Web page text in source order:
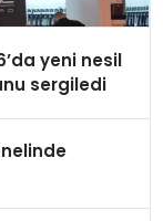
yeni nesil
sergiledi